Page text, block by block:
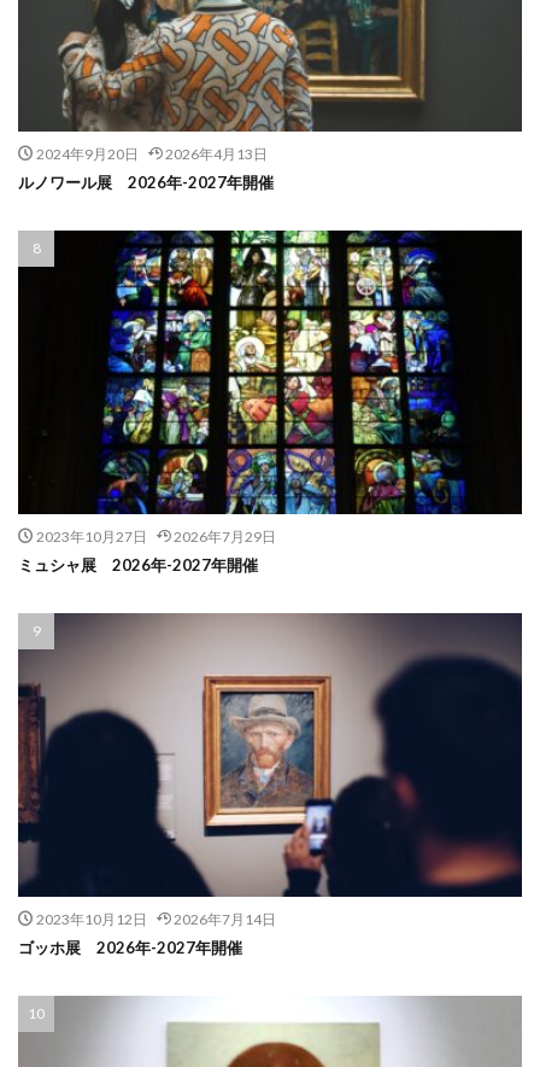
2024年9月20日 2026年4月13日
ルノワール展 2026年-2027年開催
2023年10月27日 2026年7月29日
ミュシャ展 2026年-2027年開催
2023年10月12日 2026年7月14日
ゴッホ展 2026年-2027年開催